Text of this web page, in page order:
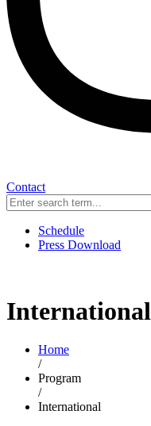
Contact
Schedule
Press Download
International
Home
/
Program
/
International